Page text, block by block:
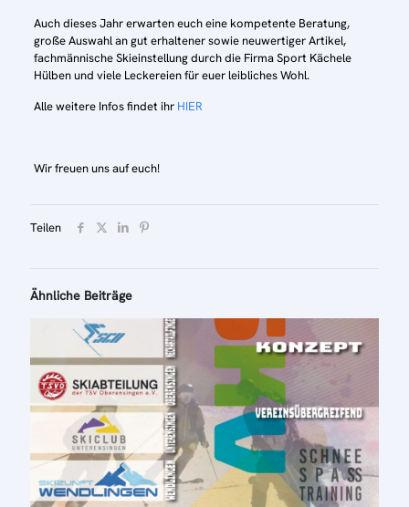
Auch dieses Jahr erwarten euch eine kompetente Beratung,
große Auswahl an gut erhaltener sowie neuwertiger Artikel,
fachmännische Skieinstellung durch die Firma Sport Kächele
Hülben und viele Leckereien für euer leibliches Wohl.
Alle weitere Infos findet ihr HIER
Wir freuen uns auf euch!
Teilen
Ähnliche Beiträge